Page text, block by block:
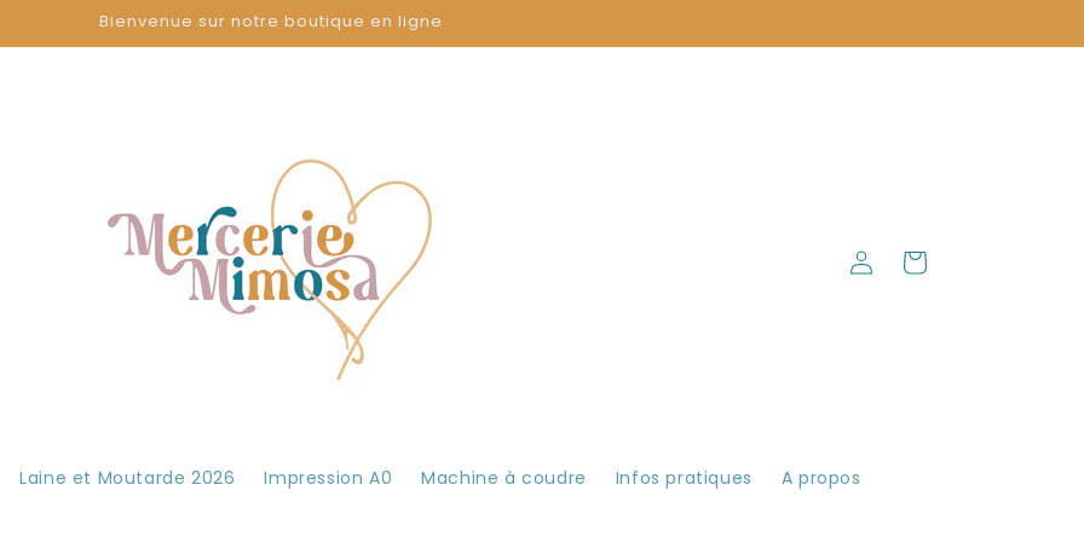
Bienvenue sur notre boutique en ligne
Laine et Moutarde 2026 Impression A0 Machine à coudre Infos pratiques A propos
ConnexionPanier